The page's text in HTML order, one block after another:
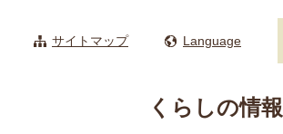
サイトマップ Language
くらしの情報